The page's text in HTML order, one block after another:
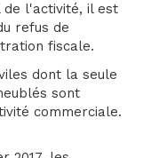
de l'activité, il est
refus de
fiscale.
dont la seule
sont
commerciale.